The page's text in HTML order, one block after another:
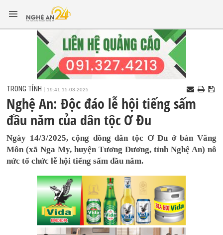
TRONG TỈNH 19:41 15-03-2025
Nghệ An: Độc đáo lễ hội tiếng sấm
đầu năm của dân tộc Ơ Đu
Ngày 14/3/2025, cộng đồng dân tộc Ơ Đu ở bản Văng
Môn (xã Nga My, huyện Tương Dương, tỉnh Nghệ An) nô
nức tổ chức lễ hội tiếng sấm đầu năm.